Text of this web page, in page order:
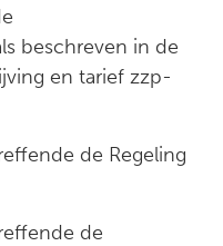
beschreven in de
en tarief zzp-
de Regeling
de